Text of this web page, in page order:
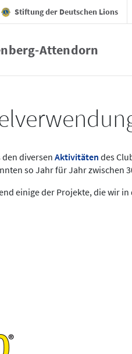
Stiftung der Deutschen Lions
Attendorn
den diversen Aktivitäten des
so Jahr für Jahr zwischen
einige der Projekte, die wir